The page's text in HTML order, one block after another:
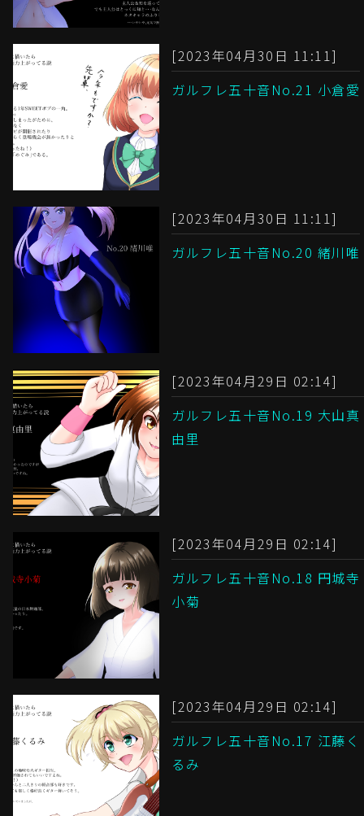
[2023年04月30日 11:11]
ガルフレ五十音No.21 小倉愛
[2023年04月30日 11:11]
ガルフレ五十音No.20 緒川唯
[2023年04月29日 02:14]
ガルフレ五十音No.19 大山真
由里
[2023年04月29日 02:14]
ガルフレ五十音No.18 円城寺
小菊
[2023年04月29日 02:14]
ガルフレ五十音No.17 江藤く
るみ